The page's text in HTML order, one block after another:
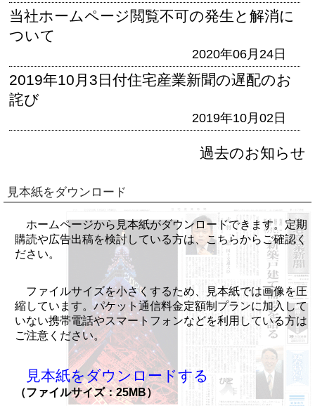
当社ホームページ閲覧不可の発生と解消に
ついて
2020年06月24日
2019年10月3日付住宅産業新聞の遅配のお
詫び
2019年10月02日
過去のお知らせ
見本紙をダウンロード
ホームページから見本紙がダウンロードできます。定期
購読や広告出稿を検討している方は、こちらからご確認く
ださい。
ファイルサイズを小さくするため、見本紙では画像を圧
縮しています。パケット通信料金定額制プランに加入して
いない携帯電話やスマートフォンなどを利用している方は
ご注意ください。
見本紙をダウンロードする
（ファイルサイズ：25MB）